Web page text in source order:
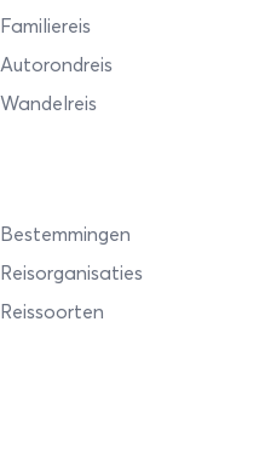
Familiereis
Autorondreis
Wandelreis
Bestemmingen
Reisorganisaties
Reissoorten